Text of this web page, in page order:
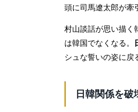
頭に司馬遼太郎が牽
村山談話が思い描く
は韓国でなくなる。
シュな誓いの姿に戻
日韓関係を破